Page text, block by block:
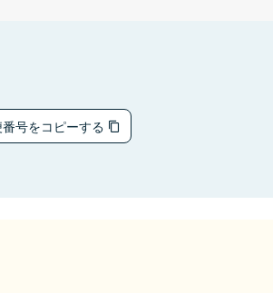
号をコピーする